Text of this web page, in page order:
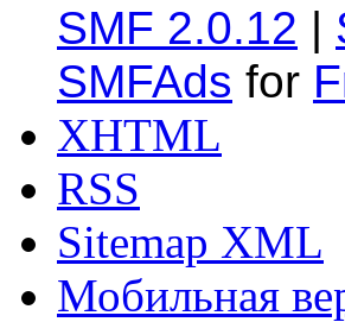
SMF 2.0.12 |
SMFAds for
XHTML
RSS
Sitemap XML
Мобильная